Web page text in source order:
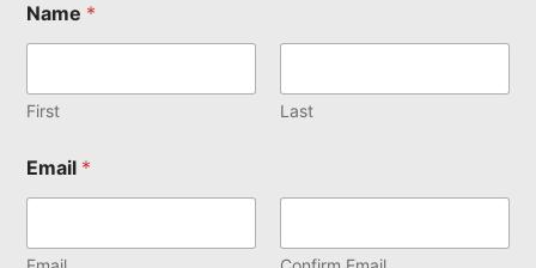
Name *
First Last
Email *